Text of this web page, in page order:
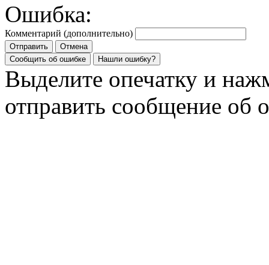
Ошибка:
Комментарий (дополнительно)
Отправить
Отмена
Сообщить об ошибке
Нашли ошибку?
Выделите опечатку и
отправить сообщение об